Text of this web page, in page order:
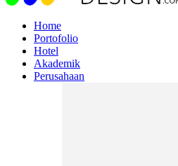
Home
Portofolio
Hotel
Akademik
Perusahaan